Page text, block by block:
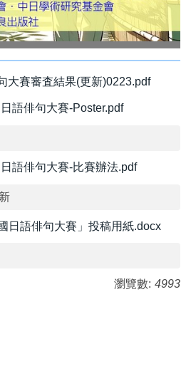
大賽審査結果(更新)0223.pdf
語俳句大賽-Poster.pdf
語俳句大賽-比賽辦法.pdf
日語俳句大賽」投稿用紙.docx
瀏覽數: 4993